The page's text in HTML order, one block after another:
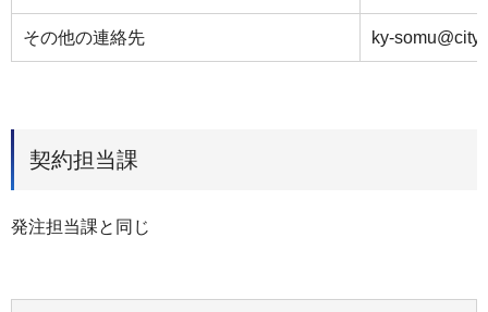
その他の連絡先 ky-
契約担当課
発注担当課と同じ